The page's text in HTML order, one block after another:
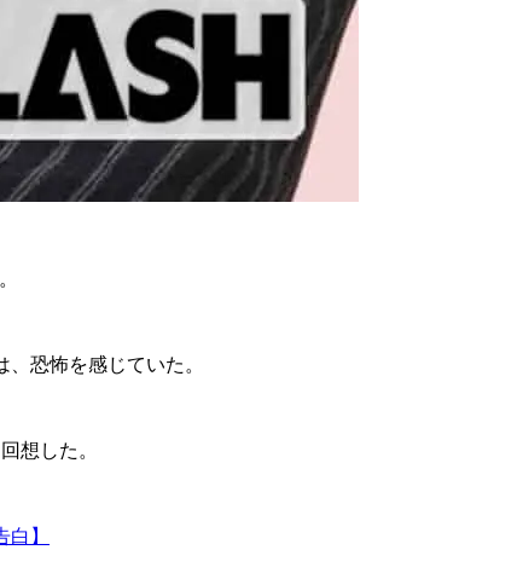
恐怖を感じていた。
想した。
】